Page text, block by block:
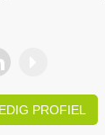
PROFIEL